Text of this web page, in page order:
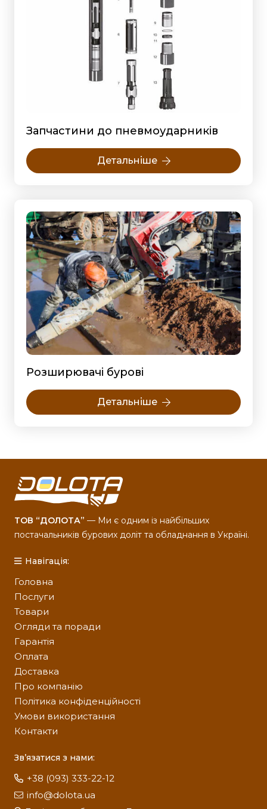
Запчастини до пневмоударників
Детальніше
Розширювачі бурові
Детальніше
ТОВ “ДОЛОТА” — Ми є одним із найбільших
постачальників бурових доліт та обладнання в Україні.
Навігація:
Головна
Послуги
Товари
Огляди та поради
Гарантія
Оплата
Доставка
Про компанію
Політика конфіденційності
Умови використання
Контакти
Зв’язатися з нами:
+38 (093) 333-22-12
info@dolota.ua